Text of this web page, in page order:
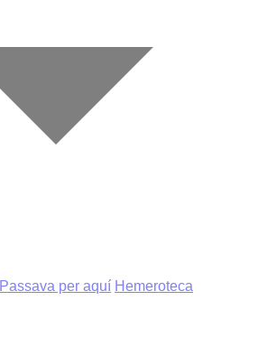
Passava per aquí Hemeroteca